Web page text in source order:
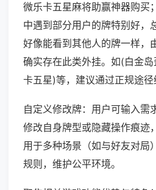
微乐卡五星麻将助赢神器购买
中遇到部分用户的牌特别好，
好像能看到其他人的牌一样，
确实存在此类外挂。如(白金
卡五星)等，建议通过正规途径
自定义修改牌：用户可输入需
修改自身牌型或隐藏操作痕迹
用于多种场景（如与好友对局
规则，维护公平环境。